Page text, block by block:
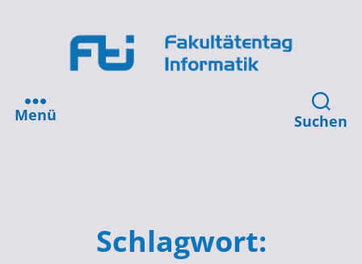
Suchen
Menü
Schlagwort: